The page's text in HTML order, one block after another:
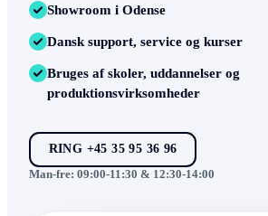
Showroom i Odense
Dansk support, service og kurser
Bruges af skoler, uddannelser og
produktionsvirksomheder
RING +45 35 95 36 96
Man-fre: 09:00-11:30 & 12:30-14:00